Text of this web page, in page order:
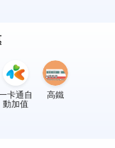
卡通自
動加值
高鐵